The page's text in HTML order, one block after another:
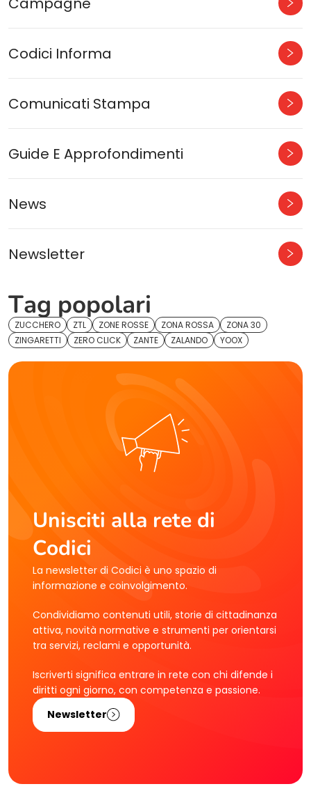
Codici Informa
Comunicati Stampa
Guide E Approfondimenti
News
Newsletter
Tag popolari
ZUCCHERO ZTL ZONE ROSSE ZONA ROSSA
ZONA 30
ZINGARETTI
ZERO CLICK ZANTE ZALANDO YOOX
Unisciti alla rete di
Codici
La newsletter di Codici è uno spazio di
informazione e coinvolgimento.
Condividiamo contenuti utili, storie di cittadinanza
attiva, novità normative e strumenti per orientarsi
tra servizi, reclami e opportunità.
Iscriverti significa entrare in rete con chi difende i
diritti ogni giorno, con competenza e passione.
Newsletter